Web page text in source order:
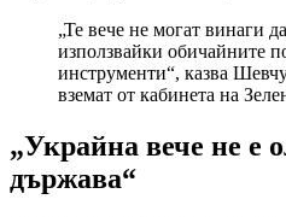
„Те вече не могат винаги
използвайки обичайните
инструменти“, казва
вземат от кабинета на
„Украйна вече не е
държава“